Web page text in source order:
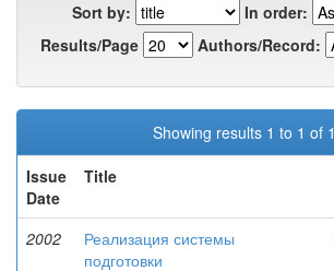
Sort by:
In order:
Results/Page
Authors/Record:
Showing results 1 to 1 of 1
Issue
Date
Title
2002
Реализация системы
подготовки